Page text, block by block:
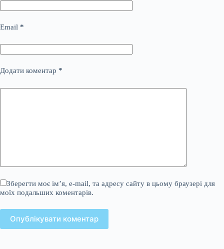
Email *
Додати коментар *
Зберегти моє ім’я, e-mail, та адресу сайту в цьому браузері для
моїх подальших коментарів.
Опублікувати коментар